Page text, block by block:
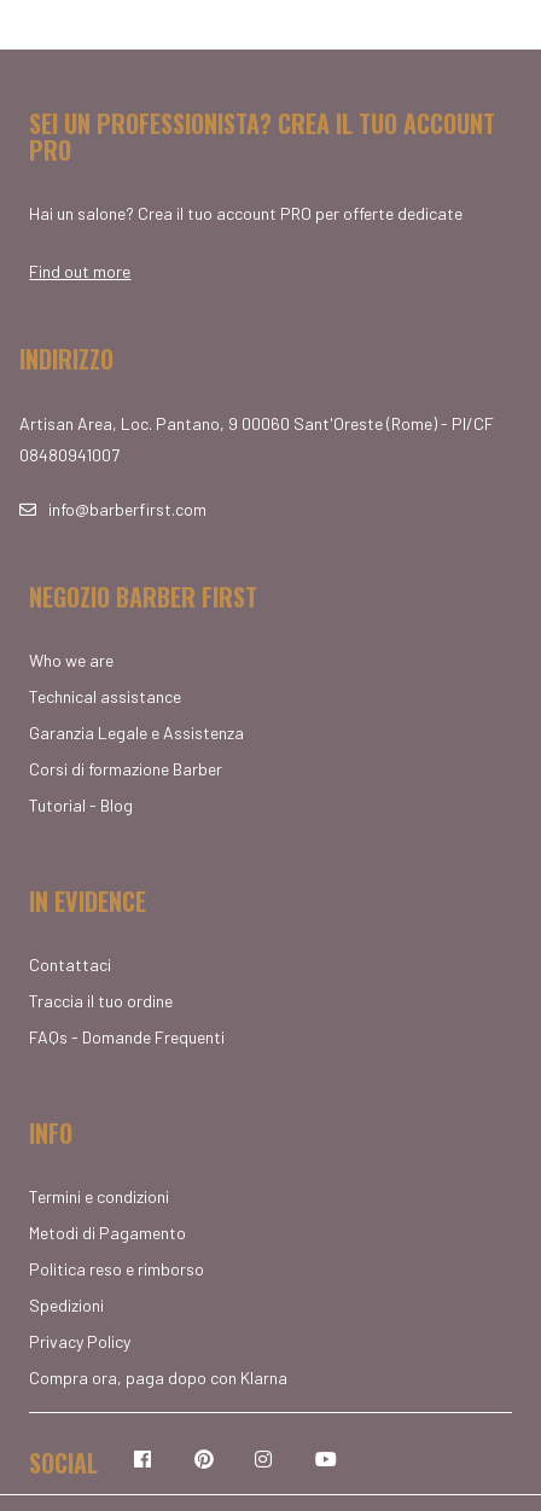
SEI UN PROFESSIONISTA? CREA IL TUO ACCOUNT
PRO
Hai un salone? Crea il tuo account PRO per offerte dedicate
Find out more
INDIRIZZO
Artisan Area, Loc. Pantano, 9 00060 Sant'Oreste (Rome) - PI/CF
08480941007
info@barberfirst.com
NEGOZIO BARBER FIRST
Who we are
Technical assistance
Garanzia Legale e Assistenza
Corsi di formazione Barber
Tutorial - Blog
IN EVIDENCE
Contattaci
Traccia il tuo ordine
FAQs - Domande Frequenti
INFO
Termini e condizioni
Metodi di Pagamento
Politica reso e rimborso
Spedizioni
Privacy Policy
Compra ora, paga dopo con Klarna
SOCIAL FacebookPinterestInstagram